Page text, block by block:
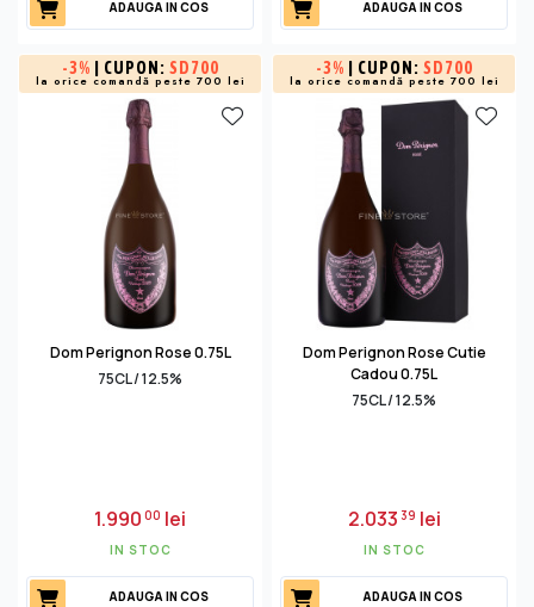
ADAUGA IN COS ADAUGA IN COS
-3% | CUPON: SD700
la orice comandă peste 700 lei
Dom Perignon Rose 0.75L
75CL / 12.5%
1.99000 lei
IN STOC
ADAUGA IN COS
-3% | CUPON: SD700
la orice comandă peste 700 lei
Dom Perignon Rose Cutie
Cadou 0.75L
75CL / 12.5%
2.033 39 lei
IN STOC
ADAUGA IN COS